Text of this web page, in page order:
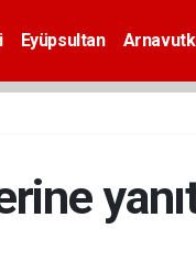
Eyüpsultan